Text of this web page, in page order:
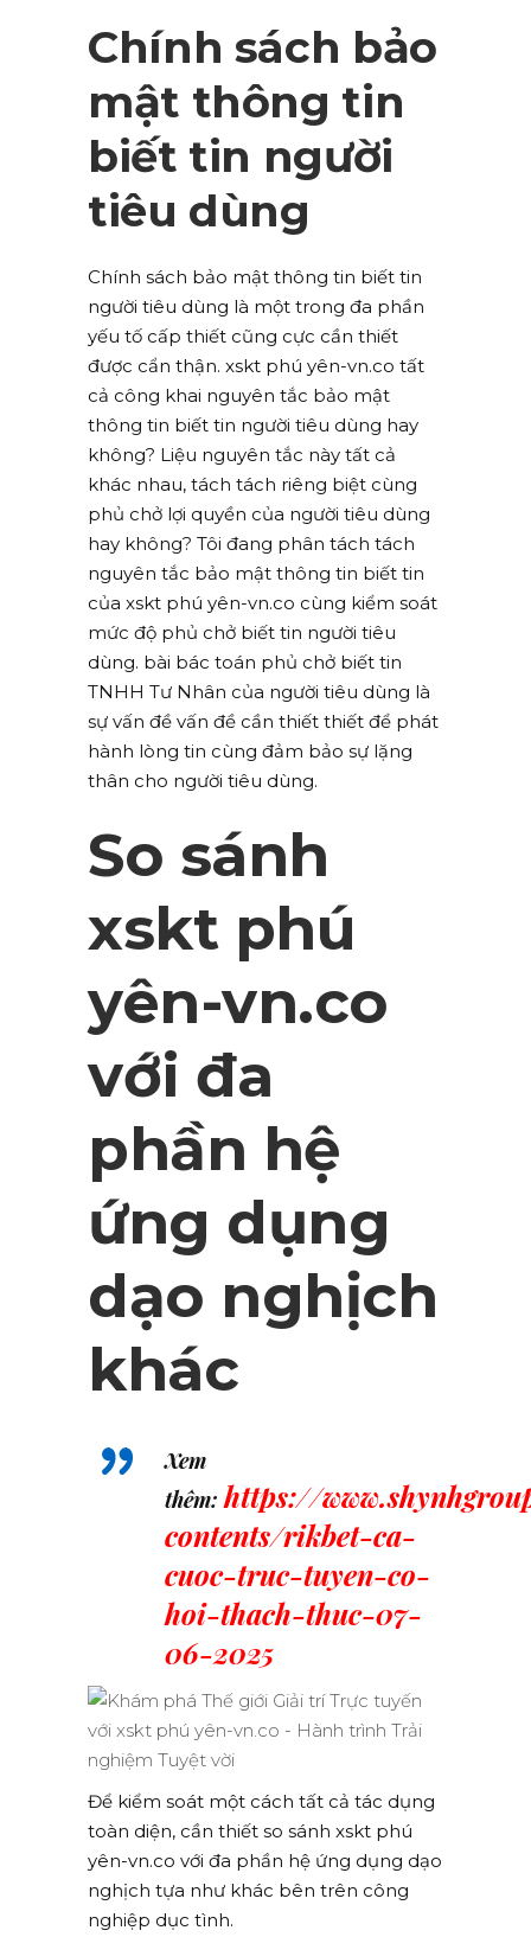
Chính sách bảo
mật thông tin
biết tin người
tiêu dùng
Chính sách bảo mật thông tin biết tin
người tiêu dùng là một trong đa phần
yếu tố cấp thiết cũng cực cần thiết
được cẩn thận. xskt phú yên-vn.co tất
cả công khai nguyên tắc bảo mật
thông tin biết tin người tiêu dùng hay
không? Liệu nguyên tắc này tất cả
khác nhau, tách tách riêng biệt cùng
phủ chở lợi quyền của người tiêu dùng
hay không? Tôi đang phân tách tách
nguyên tắc bảo mật thông tin biết tin
của xskt phú yên-vn.co cùng kiểm soát
mức độ phủ chở biết tin người tiêu
dùng. bài bác toán phủ chở biết tin
TNHH Tư Nhân của người tiêu dùng là
sự vấn đề vấn đề cần thiết thiết để phát
hành lòng tin cùng đảm bảo sự lặng
thân cho người tiêu dùng.
So sánh
xskt phú
yên-vn.co
với đa
phần hệ
ứng dụng
dạo nghịch
khác
Xem
thêm: https://
contents/rikbet-ca-
cuoc-truc-tuyen-co-
hoi-thach-thuc-07-
06-2025
Để kiểm soát một cách tất cả tác dụng
toàn diện, cần thiết so sánh xskt phú
yên-vn.co với đa phần hệ ứng dụng dạo
nghịch tựa như khác bên trên công
nghiệp dục tình.